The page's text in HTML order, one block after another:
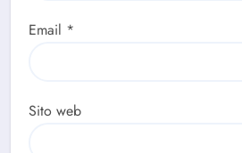
Email *
Sito web